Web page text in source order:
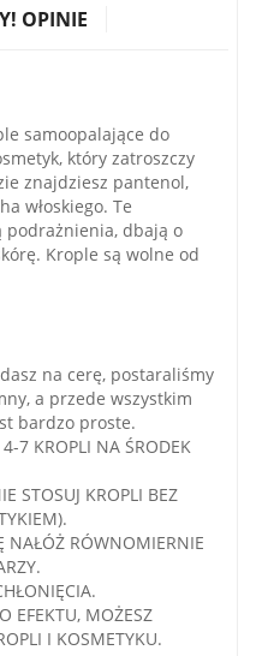
OPINIE
samoopalające do
który zatroszczy
znajdziesz pantenol,
włoskiego. Te
podrażnienia, dbają o
Krople są wolne od
na cerę, postaraliśmy
a przede wszystkim
bardzo proste.
7 KROPLI NA ŚRODEK
STOSUJ KROPLI BEZ
NAŁÓŻ RÓWNOMIERNIE
EFEKTU, MOŻESZ
I KOSMETYKU.